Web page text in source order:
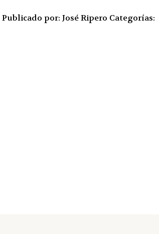
Publicado por: José Ripero Categorías: